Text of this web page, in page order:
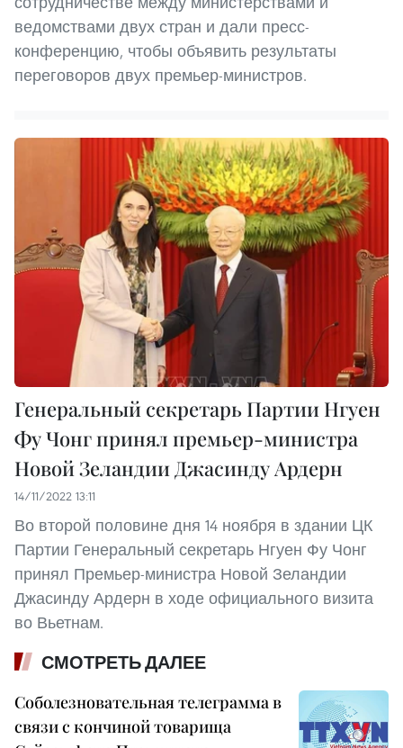
ведомствами двух стран и дали пресс-
конференцию, чтобы объявить результаты
переговоров двух премьер-министров.
Генеральный секретарь Партии Нгуен
Фу Чонг принял премьер-министра
Новой Зеландии Джасинду Ардерн
14/11/2022 13:11
Во второй половине дня 14 ноября в здании ЦК
Партии Генеральный секретарь Нгуен Фу Чонг
принял Премьер-министра Новой Зеландии
Джасинду Ардерн в ходе официального визита
во Вьетнам.
СМОТРЕТЬ ДАЛЕЕ
Соболезновательная телеграмма в
связи с кончиной товарища